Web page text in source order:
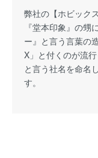
弊社の【ホビック
『堂本印象』の
ー』と言う言葉の
X」と付くのが流
と言う社名を命名
す。